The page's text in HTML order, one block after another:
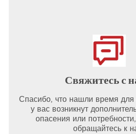
Свяжитесь с
Спасибо, что нашли время для
у вас возникнут
опасения или
обращайтесь к